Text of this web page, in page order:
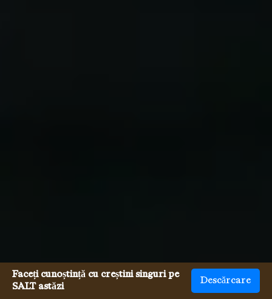
Faceți cunoștință cu creștini singuri pe
SALT astăzi
Descărcare